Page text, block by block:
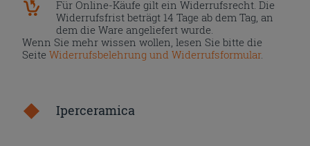
Für Online-Käufe gilt ein Widerrufsrecht. Die
Widerrufsfrist beträgt 14 Tage ab dem Tag, an
dem die Ware angeliefert wurde.
Wenn Sie mehr wissen wollen, lesen Sie bitte die
SeiteWiderrufsbelehrung und Widerrufsformular.
Iperceramica